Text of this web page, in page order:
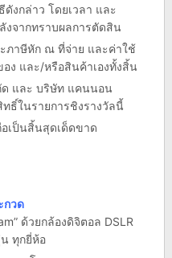
งกล่าว โดยเวลา และ
งจากทราบผลการตัดสิน
ภาษีหัก ณ ที่จ่าย และค่าใช้
ง และ/หรือสินค้าเองทั้งสิ้น
และ บริษัท แคนนอน
ธิ์ในรายการชิงรางวัลนี้
เป็นสิ้นสุดเด็ดขาด
กวด
ด้วยกล้องดิจิตอล DSLR
น ทุกยี่ห้อ